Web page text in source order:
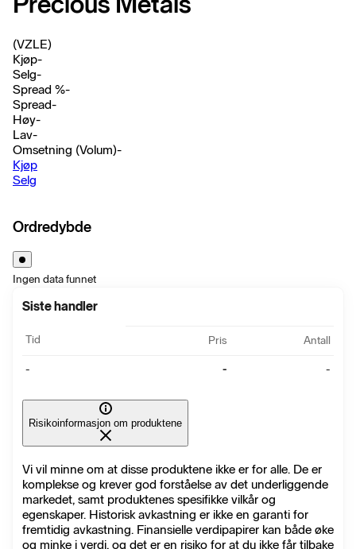
(VZLE)
Kjøp-
Selg-
Spread %-
Spread-
Høy-
Lav-
Omsetning (Volum)-
Kjøp
Selg
Ordredybde
Ingen data funnet
Siste handler
Tid Pris Antall
- - -
Risikoinformasjon om produktene
Vi vil minne om at disse produktene ikke er for alle. De er
komplekse og krever god forståelse av det underliggende
markedet, samt produktenes spesifikke vilkår og
egenskaper. Historisk avkastning er ikke en garanti for
fremtidig avkastning. Finansielle verdipapirer kan både øke
og minke i verdi, og det er en risiko for at du ikke får tilbake